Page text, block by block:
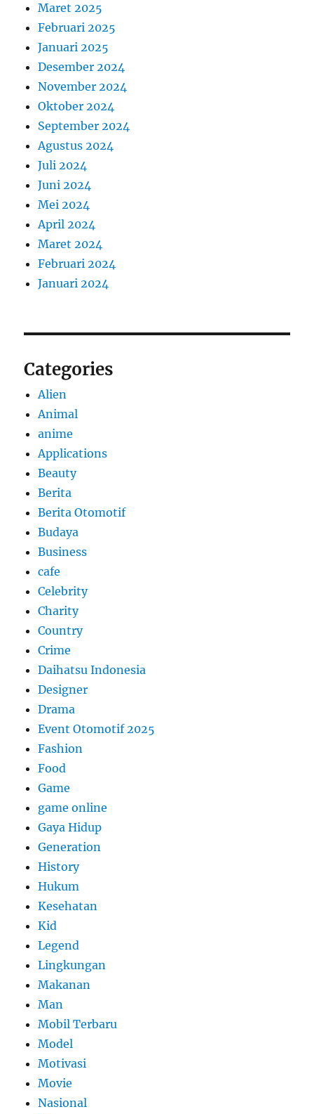
Maret 2025
Februari 2025
Januari 2025
Desember 2024
November 2024
Oktober 2024
September 2024
Agustus 2024
Juli 2024
Juni 2024
Mei 2024
April 2024
Maret 2024
Februari 2024
Januari 2024
Categories
Alien
Animal
anime
Applications
Beauty
Berita
Berita Otomotif
Budaya
Business
cafe
Celebrity
Charity
Country
Crime
Daihatsu Indonesia
Designer
Drama
Event Otomotif 2025
Fashion
Food
Game
game online
Gaya Hidup
Generation
History
Hukum
Kesehatan
Kid
Legend
Lingkungan
Makanan
Man
Mobil Terbaru
Model
Motivasi
Movie
Nasional